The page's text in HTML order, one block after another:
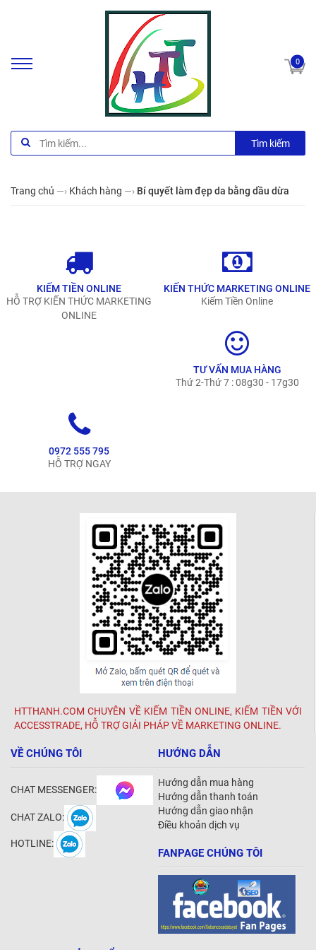
0
Tìm kiếm
Trang chủ —› Khách hàng —› Bí quyết làm đẹp da bằng dầu dừa
KIẾM TIỀN ONLINE
HỖ TRỢ KIẾN THỨC MARKETING
ONLINE
KIẾN THỨC MARKETING ONLINE
Kiếm Tiền Online
TƯ VẤN MUA HÀNG
Thứ 2-Thứ 7 : 08g30 - 17g30
0972 555 795
HỖ TRỢ NGAY
HTTHANH.COM CHUYÊN VỀ KIẾM TIỀN ONLINE, KIẾM TIỀN VỚI
ACCESSTRADE, HỖ TRỢ GIẢI PHÁP VỀ MARKETING ONLINE.
VỀ CHÚNG TÔI
CHAT MESSENGER:
CHAT ZALO:
HOTLINE:
HƯỚNG DẪN
Hướng dẫn mua hàng
Hướng dẫn thanh toán
Hướng dẫn giao nhận
Điều khoản dịch vụ
FANPAGE CHÚNG TÔI